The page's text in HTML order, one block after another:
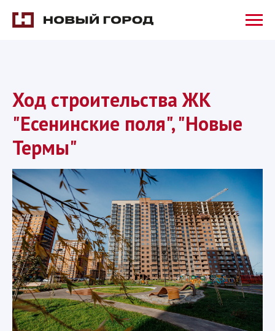
Ход строительства ЖК
"Есенинские поля", "Новые
Термы"